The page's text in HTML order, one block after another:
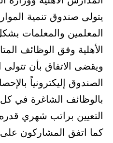
يتولى صندوق تنمية
المعلمين والمعلمات
الأهلية وفق الوظائف
ويقضى الاتفاق بأن
الصندوق إليكترونياً
بالوظائف الشاغرة في
التعيين براتب شهري قدره 5600 ريال.
كما اتفق المشاركون